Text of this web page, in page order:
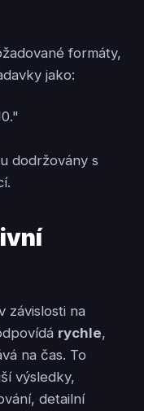
formáty,
jako:
dodržovány s
závislosti na
rychle,
na čas. To
výsledky,
detailní